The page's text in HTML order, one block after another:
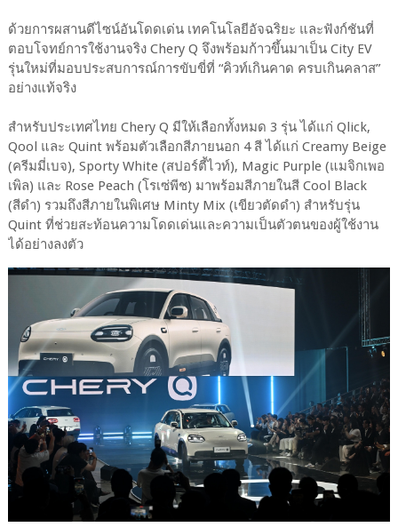
ด้วยการผสานดีไซน์อันโดดเด่น เทคโนโลยีอัจฉริยะ และฟังก์ชันที่
ตอบโจทย์การใช้งานจริง Chery Q จึงพร้อมก้าวขึ้นมาเป็น City EV
รุ่นใหม่ที่มอบประสบการณ์การขับขี่ที่ “คิวท์เกินคาด ครบเกินคลาส”
อย่างแท้จริง
สำหรับประเทศไทย Chery Q มีให้เลือกทั้งหมด 3 รุ่น ได้แก่ Qlick,
Qool และ Quint พร้อมตัวเลือกสีภายนอก 4 สี ได้แก่ Creamy Beige
(ครีมมี่เบจ), Sporty White (สปอร์ตี้ไวท์), Magic Purple (แมจิกเพอ
เพิล) และ Rose Peach (โรเซ่พีช) มาพร้อมสีภายในสี Cool Black
(สีดำ) รวมถึงสีภายในพิเศษ Minty Mix (เขียวตัดดำ) สำหรับรุ่น
Quint ที่ช่วยสะท้อนความโดดเด่นและความเป็นตัวตนของผู้ใช้งาน
ได้อย่างลงตัว